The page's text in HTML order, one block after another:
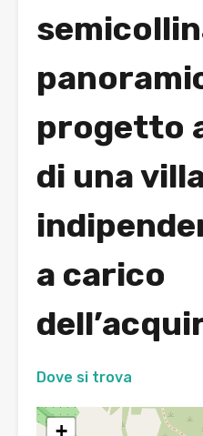
progetto
di una
a carico
Dove si trova
+